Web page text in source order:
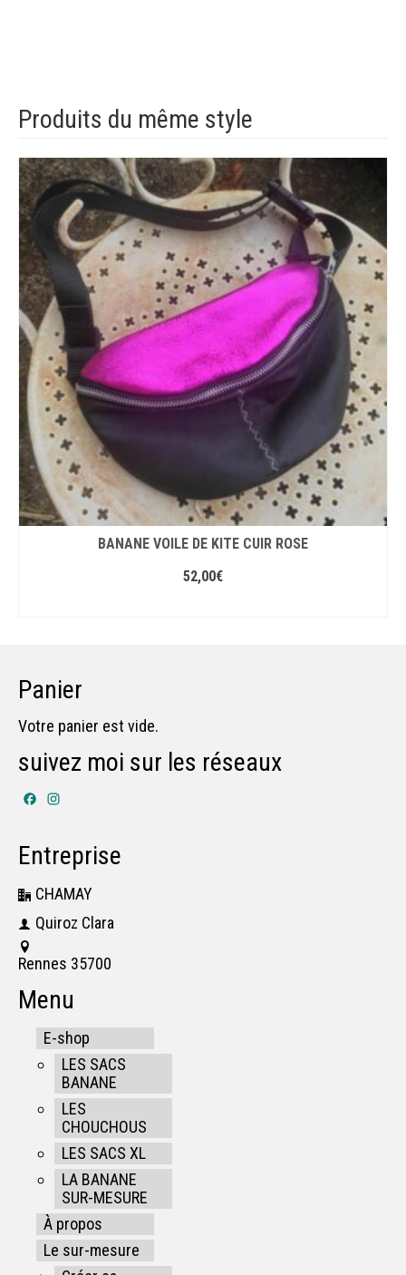
Produits du même style
BANANE VOILE DE KITE CUIR ROSE
52,00€
Panier
Votre panier est vide.
suivez moi sur les réseaux
Facebook
Entreprise
CHAMAY
Quiroz Clara
Rennes 35700
Menu
E-shop
LES SACS
BANANE
LES
CHOUCHOUS
LES SACS XL
LA BANANE
SUR-MESURE
À propos
Le sur-mesure